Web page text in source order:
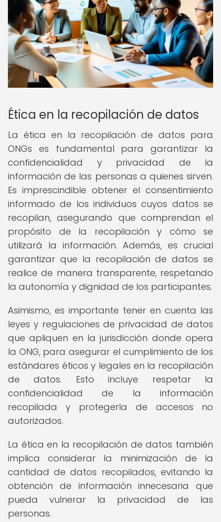
Ética en la recopilación de datos
La ética en la recopilación de datos para
ONGs es fundamental para garantizar la
confidencialidad y privacidad de la
información de las personas a quienes sirven.
Es imprescindible obtener el consentimiento
informado de los individuos cuyos datos se
recopilan, asegurando que comprendan el
propósito de la recopilación y cómo se
utilizará la información. Además, es crucial
garantizar que la recopilación de datos se
realice de manera transparente, respetando
la autonomía y dignidad de los participantes.
Asimismo, es importante tener en cuenta las
leyes y regulaciones de privacidad de datos
que apliquen en la jurisdicción donde opera
la ONG, para asegurar el cumplimiento de los
estándares éticos y legales en la recopilación
de datos. Esto incluye respetar la
confidencialidad de la información
recopilada y protegerla de accesos no
autorizados.
La ética en la recopilación de datos también
implica considerar la minimización de la
cantidad de datos recopilados, evitando la
obtención de información innecesaria que
pueda vulnerar la privacidad de las
personas.